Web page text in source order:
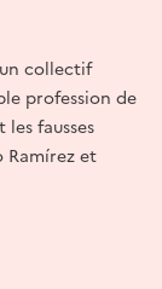
collectif
profession de
fausses
Ramírez et